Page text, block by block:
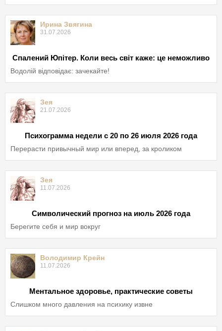
Ирина Звягина
31.07.2026
Спалений Юпітер. Коли весь світ каже: це неможливо
Водолій відповідає: зачекайте!
Зея
21.07.2026
Психограмма недели с 20 по 26 июля 2026 года
Перерасти привычный мир или вперед, за кроликом
Зея
11.07.2026
Символический прогноз на июль 2026 года
Берегите себя и мир вокруг
Володимир Крейн
11.07.2026
Ментальное здоровье, практические советы
Слишком много давления на психику извне